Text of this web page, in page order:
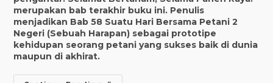
merupakan bab terakhir buku ini. Penulis
menjadikan Bab 58 Suatu Hari Bersama Petani 2
Negeri (Sebuah Harapan) sebagai prototipe
kehidupan seorang petani yang sukses baik di dunia
maupun di akhirat.